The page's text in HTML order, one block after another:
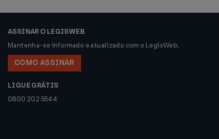
ASSINAR O LEGISWEB
Mantenha-se informado e atualizado com o LegisWeb.
COMO ASSINAR
LIGUE GRÁTIS
0800 202 5544